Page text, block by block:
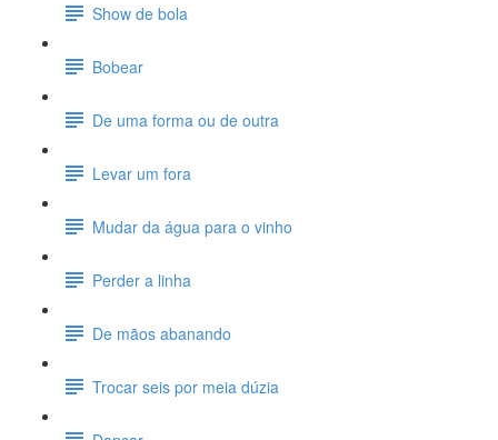
Show de bola
Bobear
De uma forma ou de outra
Levar um fora
Mudar da água para o vinho
Perder a linha
De mãos abanando
Trocar seis por meia dúzia